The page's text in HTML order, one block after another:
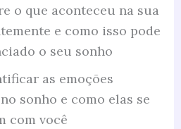
o que aconteceu na sua
e como isso pode
o seu sonho
as emoções
sonho e como elas se
com você